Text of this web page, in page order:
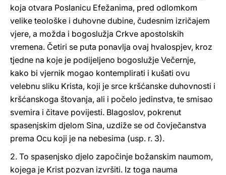
koja otvara Poslanicu Efežanima, pred odlomkom
velike teološke i duhovne dubine, čudesnim izričajem
vjere, a možda i bogoslužja Crkve apostolskih
vremena. Četiri se puta ponavlja ovaj hvalospjev, kroz
tjedne na koje je podijeljeno bogoslužje Večernje,
kako bi vjernik mogao kontemplirati i kušati ovu
velebnu sliku Krista, koji je srce kršćanske duhovnosti i
kršćanskoga štovanja, ali i počelo jedinstva, te smisao
svemira i čitave povijesti. Blagoslov, pokrenut
spasenjskim djelom Sina, uzdiže se od čovječanstva
prema Ocu koji je na nebesima (usp. r. 3).
2. To spasenjsko djelo započinje božanskim naumom,
kojega je Krist pozvan izvršiti. Iz toga nauma